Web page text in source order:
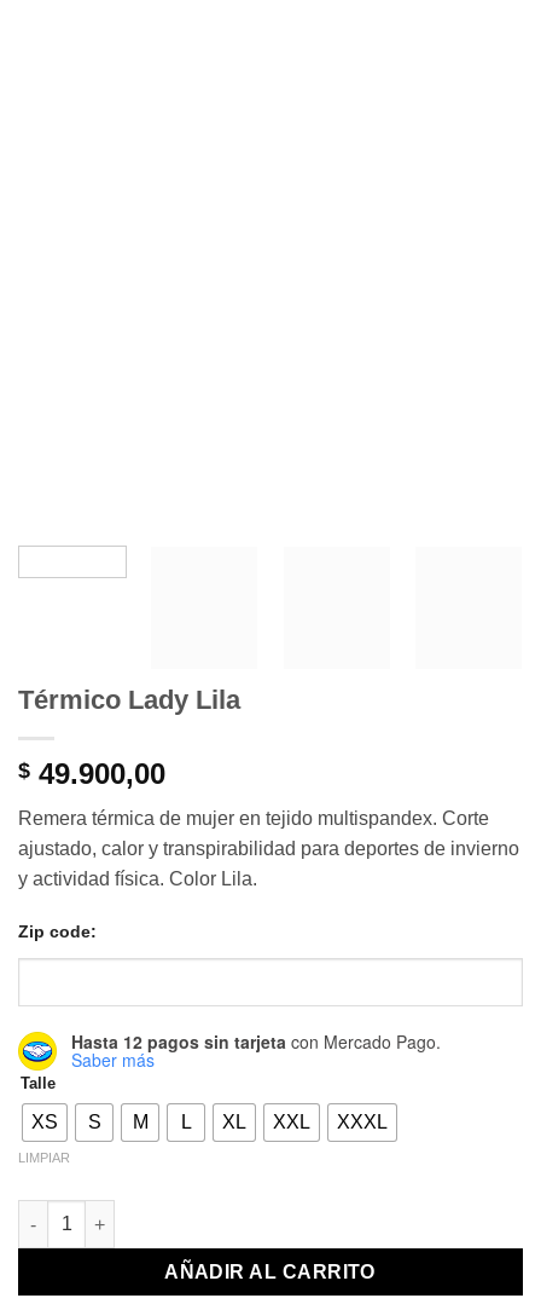
Térmico Lady Lila
$ 49.900,00
Remera térmica de mujer en tejido multispandex. Corte
ajustado, calor y transpirabilidad para deportes de invierno
y actividad física. Color Lila.
Zip code:
Hasta 12 pagos sin tarjeta con Mercado Pago.
Saber más
Talle
XS S M L XL XXL XXXL
LIMPIAR
Térmico Lady Lila cantidad
AÑADIR AL CARRITO